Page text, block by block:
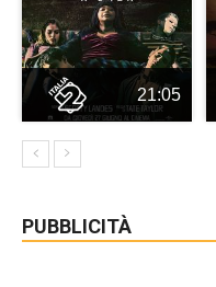
21:05
PUBBLICITÀ